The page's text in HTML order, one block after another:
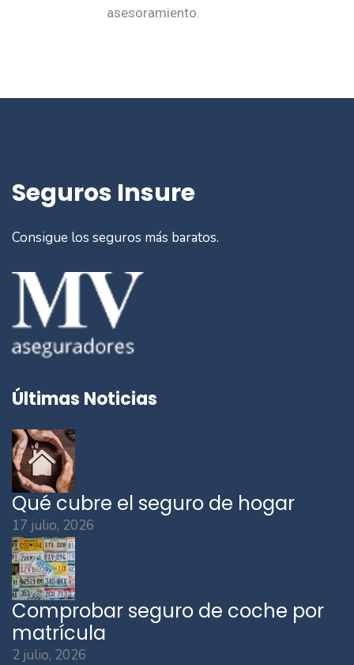
asesoramiento.
Seguros Insure
Consigue los seguros más baratos.
Últimas Noticias
Qué cubre el seguro de hogar
17 julio, 2026
Comprobar seguro de coche por
matrícula
2 julio, 2026